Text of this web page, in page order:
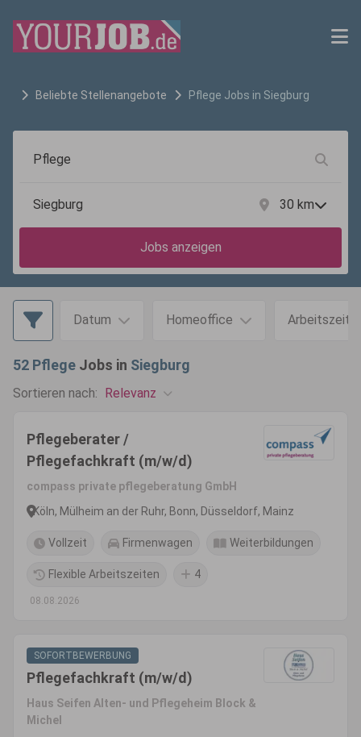
Beliebte Stellenangebote Pflege Jobs in Siegburg
30 km
Jobs anzeigen
Datum Homeoffice Arbeitszeit
52 Pflege Jobs in Siegburg
Sortieren nach: Relevanz
Pflegeberater /
Pflegefachkraft (m/w/d)
compass private pflegeberatung GmbH
Köln, Mülheim an der Ruhr, Bonn, Düsseldorf, Mainz
Vollzeit Firmenwagen Weiterbildungen
Flexible Arbeitszeiten 4
08.08.2026
SOFORTBEWERBUNG
Pflegefachkraft (m/w/d)
Haus Seifen Alten- und Pflegeheim Block &
Michel